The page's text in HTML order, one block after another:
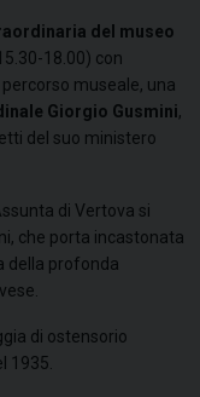
del museo
18.00) con
museale, una
Giorgio Gusmini,
del suo ministero
di Vertova si
che porta incastonata
della profonda
di ostensorio
1935.